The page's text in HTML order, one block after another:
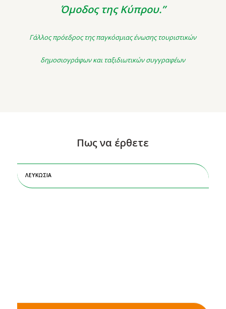
Όμοδος της Κύπρου.”
Γάλλος πρόεδρος της παγκόσμιας ένωσης τουριστικών
δημοσιογράφων και ταξιδιωτικών συγγραφέων
Πως να έρθετε
ΛΕΥΚΩΣΙΑ